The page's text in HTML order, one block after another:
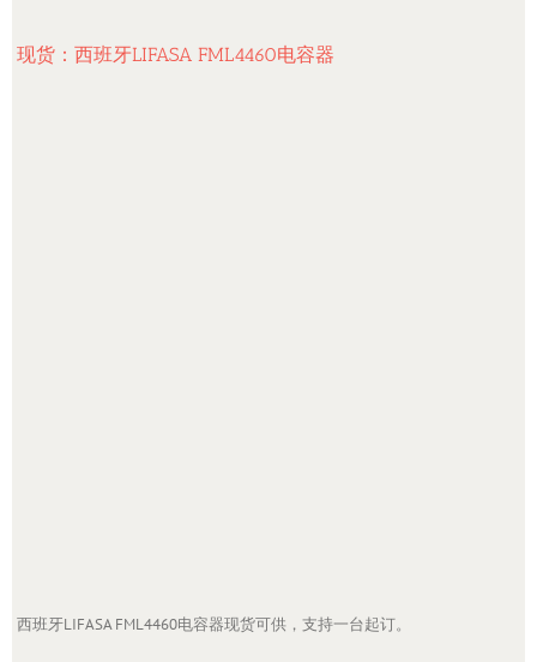
现货：西班牙LIFASA FML4460电容器
西班牙LIFASA FML4460电容器现货可供，支持一台起订。